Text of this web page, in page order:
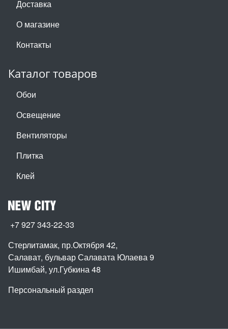
Доставка
О магазине
Контакты
Каталог товаров
Обои
Освещение
Вентиляторы
Плитка
Клей
+7 927 343-22-33
Стерлитамак, пр.Октября 42,
Салават, бульвар Салавата Юлаева 9
Ишимбай, ул.Губкина 48
Персональный раздел